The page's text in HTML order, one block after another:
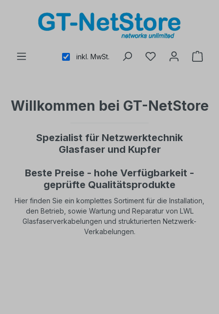
inkl. MwSt.
Willkommen bei GT-NetStore
Spezialist für Netzwerktechnik
Glasfaser und Kupfer
Beste Preise - hohe Verfügbarkeit -
geprüfte Qualitätsprodukte
Hier finden Sie ein komplettes Sortiment für die Installation,
den Betrieb, sowie Wartung und Reparatur von LWL
Glasfaserverkabelungen und strukturierten Netzwerk-
Verkabelungen.